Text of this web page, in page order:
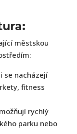
městskou
se nacházejí
fitness
rychlý
parku nebo